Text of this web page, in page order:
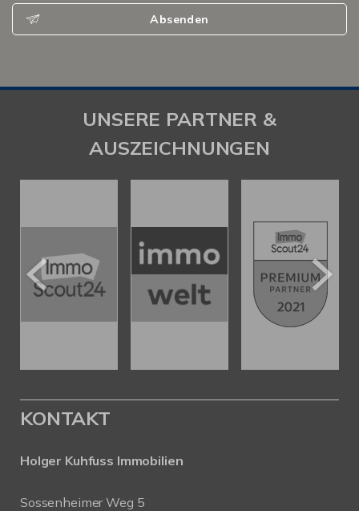
Absenden
UNSERE PARTNER &
AUSZEICHNUNGEN
KONTAKT
Holger Kuhfuss Immobilien
Sossenheimer Weg 5